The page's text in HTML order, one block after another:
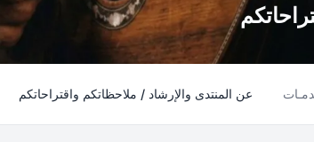
عن المنتدى والإرشاد / ملاحظاتكم واقتراحاتكم